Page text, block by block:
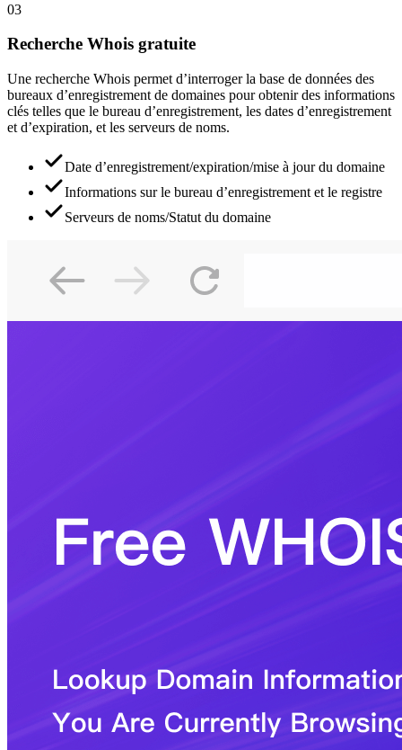
03
Recherche Whois gratuite
Une recherche Whois permet d’interroger la base de données des
bureaux d’enregistrement de domaines pour obtenir des informations
clés telles que le bureau d’enregistrement, les dates d’enregistrement
et d’expiration, et les serveurs de noms.
Date d’enregistrement/expiration/mise à jour du domaine
Informations sur le bureau d’enregistrement et le registre
Serveurs de noms/Statut du domaine